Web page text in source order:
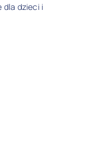
dla dzieci i